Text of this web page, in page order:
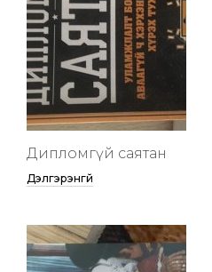
Дипломгүй саятан
Дэлгэрэнгүй